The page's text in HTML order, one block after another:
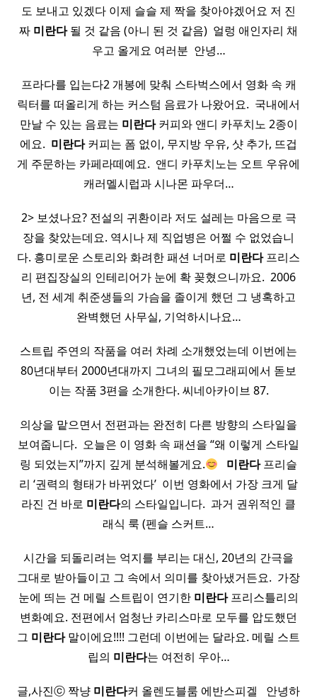
도 보내고 있겠다 이제 슬슬 제 짝을 찾아야겠어요 저 진
짜 미란다될 것 같음 (아니 된 것 같음) ​ 얼렁 애인자리 채
우고 올게요 여러분 ​ 안녕…
프라다를 입는다2 개봉에 맞춰 스타벅스에서 영화 속 캐
릭터를 떠올리게 하는 커스텀 음료가 나왔어요. ​ 국내에서
만날 수 있는 음료는 미란다커피와 앤디 카푸치노 2종이
에요. ​ 미란다커피는 폼 없이, 무지방 우유, 샷 추가, 뜨겁
게 주문하는 카페라떼예요. ​ 앤디 카푸치노는 오트 우유에
캐러멜시럽과 시나몬 파우더…
2> 보셨나요? 전설의 귀환이라 저도 설레는 마음으로 극
장을 찾았는데요. 역시나 제 직업병은 어쩔 수 없었습니
다. 흥미로운 스토리와 화려한 패션 너머로 미란다프리스
리 편집장실의 인테리어가 눈에 확 꽂혔으니까요. ​ 2006
년, 전 세계 취준생들의 가슴을 졸이게 했던 그 냉혹하고
완벽했던 사무실, 기억하시나요…
스트립 주연의 작품을 여러 차례 소개했었는데 이번에는
80년대부터 2000년대까지 그녀의 필모그래피에서 돋보
이는 작품 3편을 소개한다. 씨네아카이브 87.
의상을 맡으면서 전편과는 완전히 다른 방향의 스타일을
보여줍니다. ​ 오늘은 이 영화 속 패션을 “왜 이렇게 스타일
링 되었는지”까지 깊게 분석해볼게요.
미란다프리슬
리 ‘권력의 형태가 바뀌었다’ ​ 이번 영화에서 가장 크게 달
라진 건 바로 미란다의 스타일입니다. ​ 과거 권위적인 클
래식 룩 (펜슬 스커트…
시간을 되돌리려는 억지를 부리는 대신, 20년의 간극을
그대로 받아들이고 그 속에서 의미를 찾아냈거든요. ​ 가장
눈에 띄는 건 메릴 스트립이 연기한 미란다프리스틀리의
변화예요. 전편에서 엄청난 카리스마로 모두를 압도했던
그 미란다말이에요!!!! 그런데 이번에는 달라요. 메릴 스트
립의 미란다는 여전히 우아…
글,사진ⓒ 짝냥 미란다커 올렌도블룸 에반스피겔 ​ ​ 안녕하